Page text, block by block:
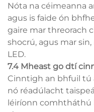
Nóta na céimeanna
agus is faide ón
gaire mar threorach
shocrú, agus mar
LED.
7.4 Mheast go dtí
Cinntigh an bhfuil tú
nó réadúlacht
léiríonn comhtháthú